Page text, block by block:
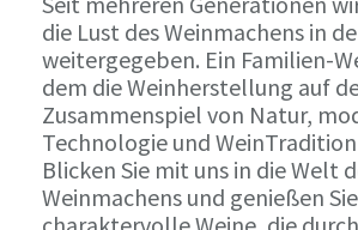
die Lust des Weinmachens in
weitergegeben. Ein Familien-
dem die Weinherstellung auf
Zusammenspiel von Natur,
Technologie und
Blicken Sie mit uns in die Welt
Weinmachens und genießen Sie